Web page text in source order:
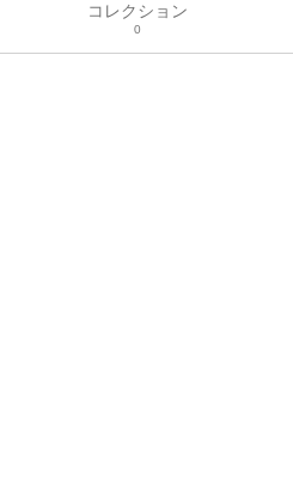
コレクション
0